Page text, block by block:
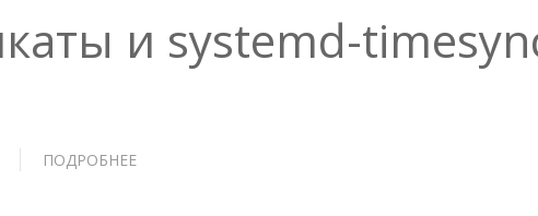
и systemd-
ПОДРОБНЕЕ